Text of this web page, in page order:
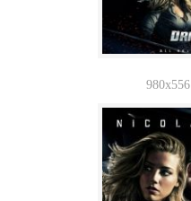
980x556